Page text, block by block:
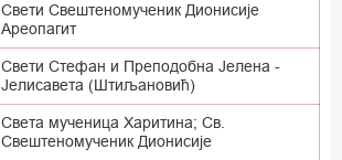
Свети Свештеномученик Дионисије
Ареопагит
Свети Стефан и Преподобна Јелена -
Јелисавета (Штиљановић)
Света мученица Харитина; Св.
Свештеномученик Дионисије